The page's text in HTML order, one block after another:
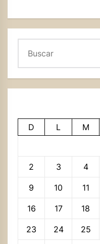
D L M
2 3 4
9 10 11
16 17 18
23 24 25